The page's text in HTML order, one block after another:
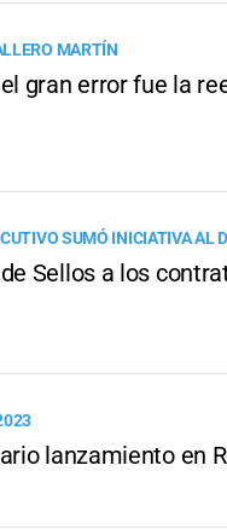
MARTÍN
gran error fue la
SUMÓ INICIATIVA AL
Sellos a los
lanzamiento en